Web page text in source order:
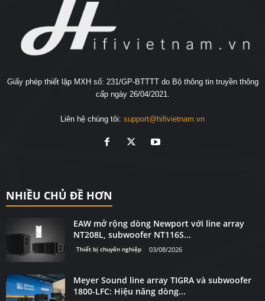
Giấy phép thiết lập MXH số: 231/GP-BTTTT do Bộ thông tin truyền thông
cấp ngày 26/04/2021.
Liên hệ chúng tôi: support@hifivietnam.vn
NHIỀU CHỦ ĐỀ HƠN
EAW mở rộng dòng Newport với line array
NT208L, subwoofer NT116S...
Thiết bị chuyên nghiệp 03/08/2026
Meyer Sound line array TIGRA và subwoofer
1800-LFC: Hiệu năng dòng...